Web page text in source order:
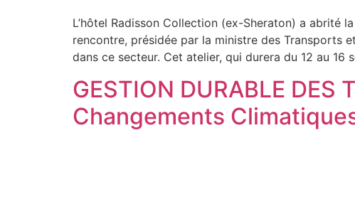
L’hôtel Radisson Collection (ex-Sheraton) a abrité
rencontre, présidée par la ministre des Transports
dans ce secteur. Cet atelier, qui durera du 12 au 16
GESTION DURABLE
Changements